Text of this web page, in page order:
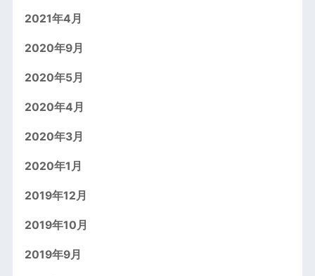
2021年4月
2020年9月
2020年5月
2020年4月
2020年3月
2020年1月
2019年12月
2019年10月
2019年9月